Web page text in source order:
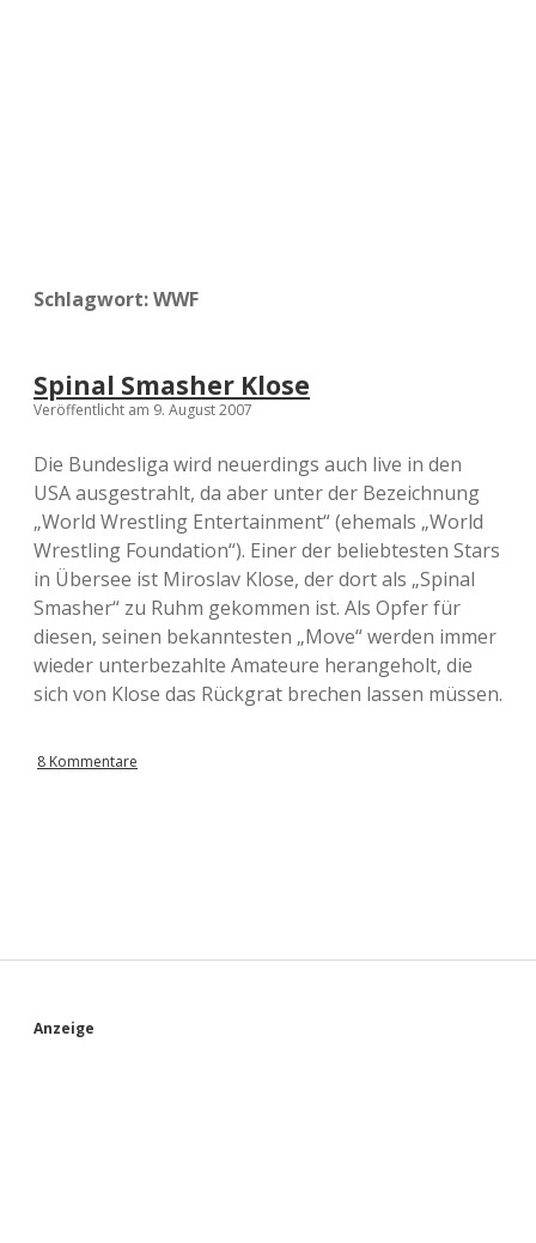
Schlagwort:WWF
Spinal Smasher Klose
Veröffentlicht am 9. August 2007
Die Bundesliga wird neuerdings auch live in den
USA ausgestrahlt, da aber unter der Bezeichnung
„World Wrestling Entertainment“ (ehemals „World
Wrestling Foundation“). Einer der beliebtesten Stars
in Übersee ist Miroslav Klose, der dort als „Spinal
Smasher“ zu Ruhm gekommen ist. Als Opfer für
diesen, seinen bekanntesten „Move“ werden immer
wieder unterbezahlte Amateure herangeholt, die
sich von Klose das Rückgrat brechen lassen müssen.
8 Kommentare
S
Anzeige